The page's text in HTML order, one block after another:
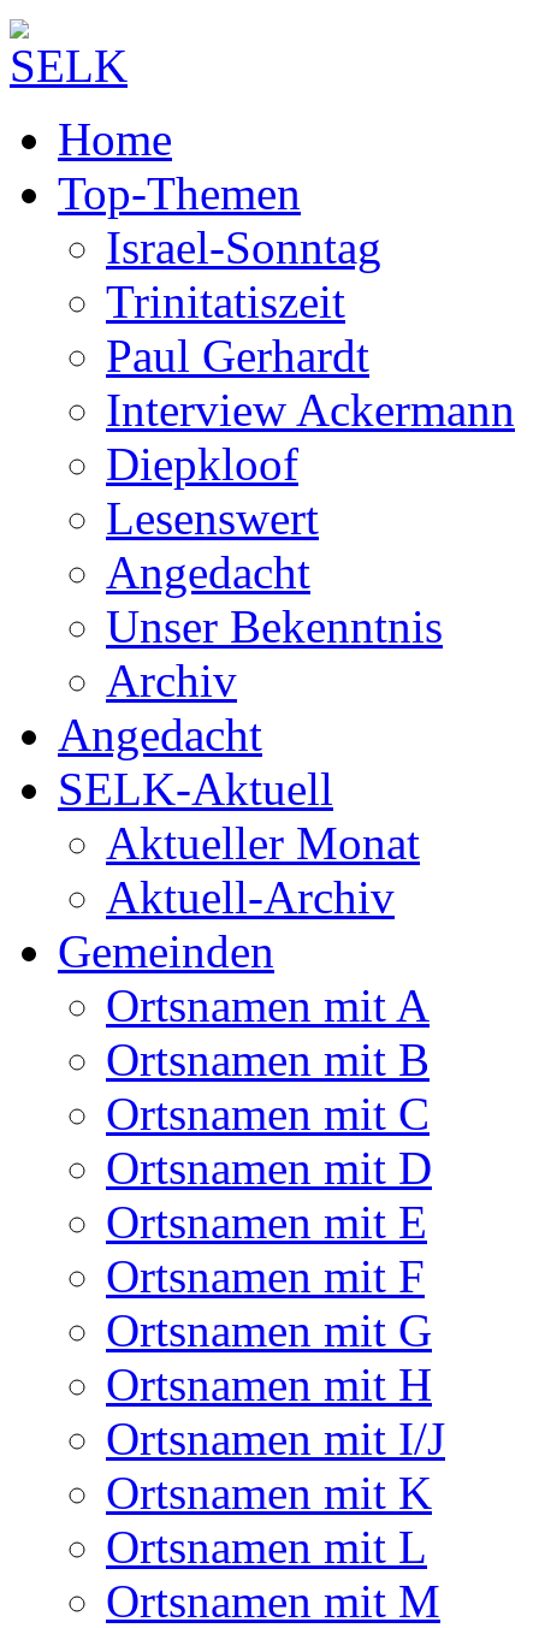
Home
Top-Themen
Israel-Sonntag
Trinitatiszeit
Paul Gerhardt
Interview Ackermann
Diepkloof
Lesenswert
Angedacht
Unser Bekenntnis
Archiv
Angedacht
SELK-Aktuell
Aktueller Monat
Aktuell-Archiv
Gemeinden
Ortsnamen mit A
Ortsnamen mit B
Ortsnamen mit C
Ortsnamen mit D
Ortsnamen mit E
Ortsnamen mit F
Ortsnamen mit G
Ortsnamen mit H
Ortsnamen mit I/J
Ortsnamen mit K
Ortsnamen mit L
Ortsnamen mit M